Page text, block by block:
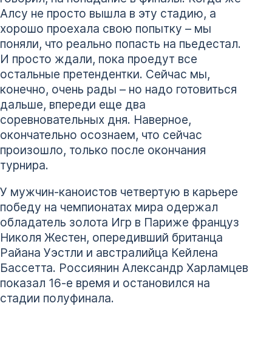
Алсу не просто вышла в эту стадию, а
хорошо проехала свою попытку – мы
поняли, что реально попасть на пьедестал.
И просто ждали, пока проедут все
остальные претендентки. Сейчас мы,
конечно, очень рады – но надо готовиться
дальше, впереди еще два
соревновательных дня. Наверное,
окончательно осознаем, что сейчас
произошло, только после окончания
турнира.
У мужчин-каноистов четвертую в карьере
победу на чемпионатах мира одержал
обладатель золота Игр в Париже француз
Николя Жестен, опередивший британца
Райана Уэстли и австралийца Кейлена
Бассетта. Россиянин Александр Харламцев
показал 16-е время и остановился на
стадии полуфинала.